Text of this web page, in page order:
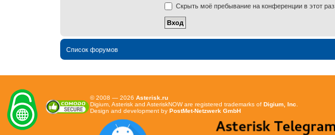
Скрыть моё пребывание на конференции в этот раз
Список форумов
© 2008 — 2026 Asterisk.ru
Digium, Asterisk and AsteriskNOW are registered trademarks of Digium, Inc.
Design and development by PostMet-Netzwerk GmbH